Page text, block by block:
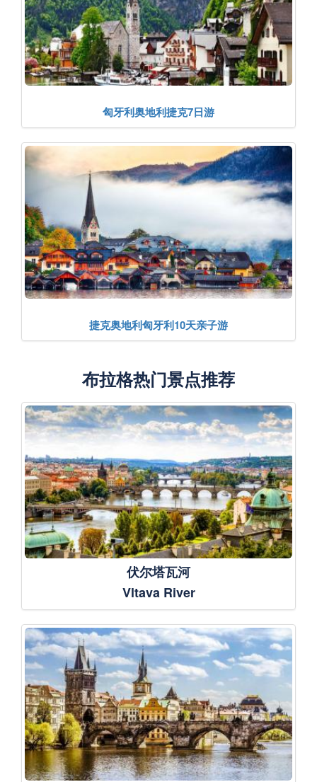
匈牙利奥地利捷克7日游
捷克奥地利匈牙利10天亲子游
布拉格热门景点推荐
伏尔塔瓦河
Vltava River